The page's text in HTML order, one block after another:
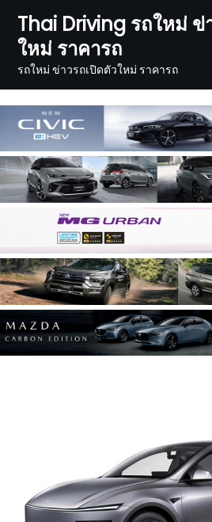
content
Thai Driving รถใหม่ ข่
ใหม่ ราคารถ
รถใหม่ ข่าวรถเปิดตัวใหม่ ราคารถ